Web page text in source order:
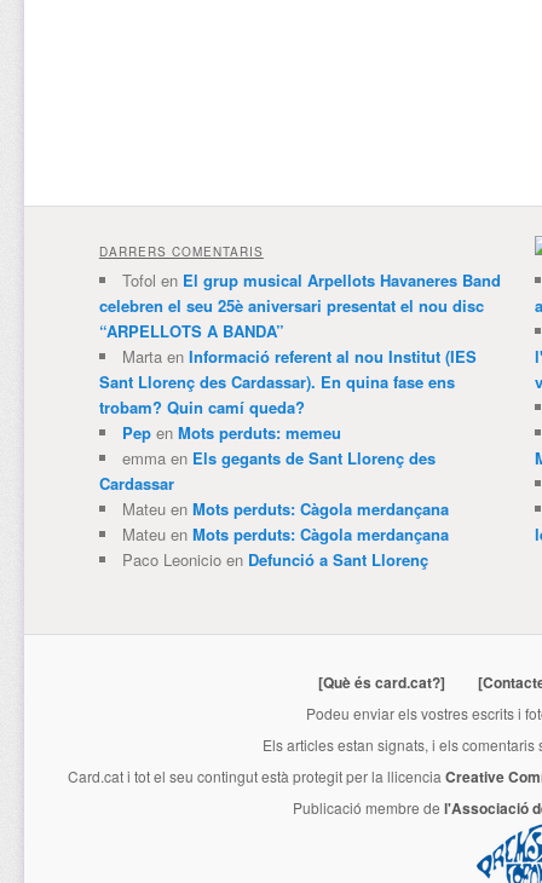
DARRERS COMENTARIS
Tofol en El grup musical Arpellots Havaneres Band
celebren el seu 25è aniversari presentat el nou disc
“ARPELLOTS A BANDA”
Martaen Informació referent al nou Institut (IES
Sant Llorenç des Cardassar). En quina fase ens
trobam? Quin camí queda?
Pepen Mots perduts: memeu
emmaen Els gegants de Sant Llorenç des
Cardassar
Mateuen Mots perduts: Càgola merdançana
Mateuen Mots perduts: Càgola merdançana
Paco Leonicioen Defunció a Sant Llorenç
[Què és card.cat?]
Podeu enviar els vostres escrits i
Els articles estan signats, i els
Card.cati tot el seu contingut està protegit per la llicencia Creative
Publicació membre de l'Associació